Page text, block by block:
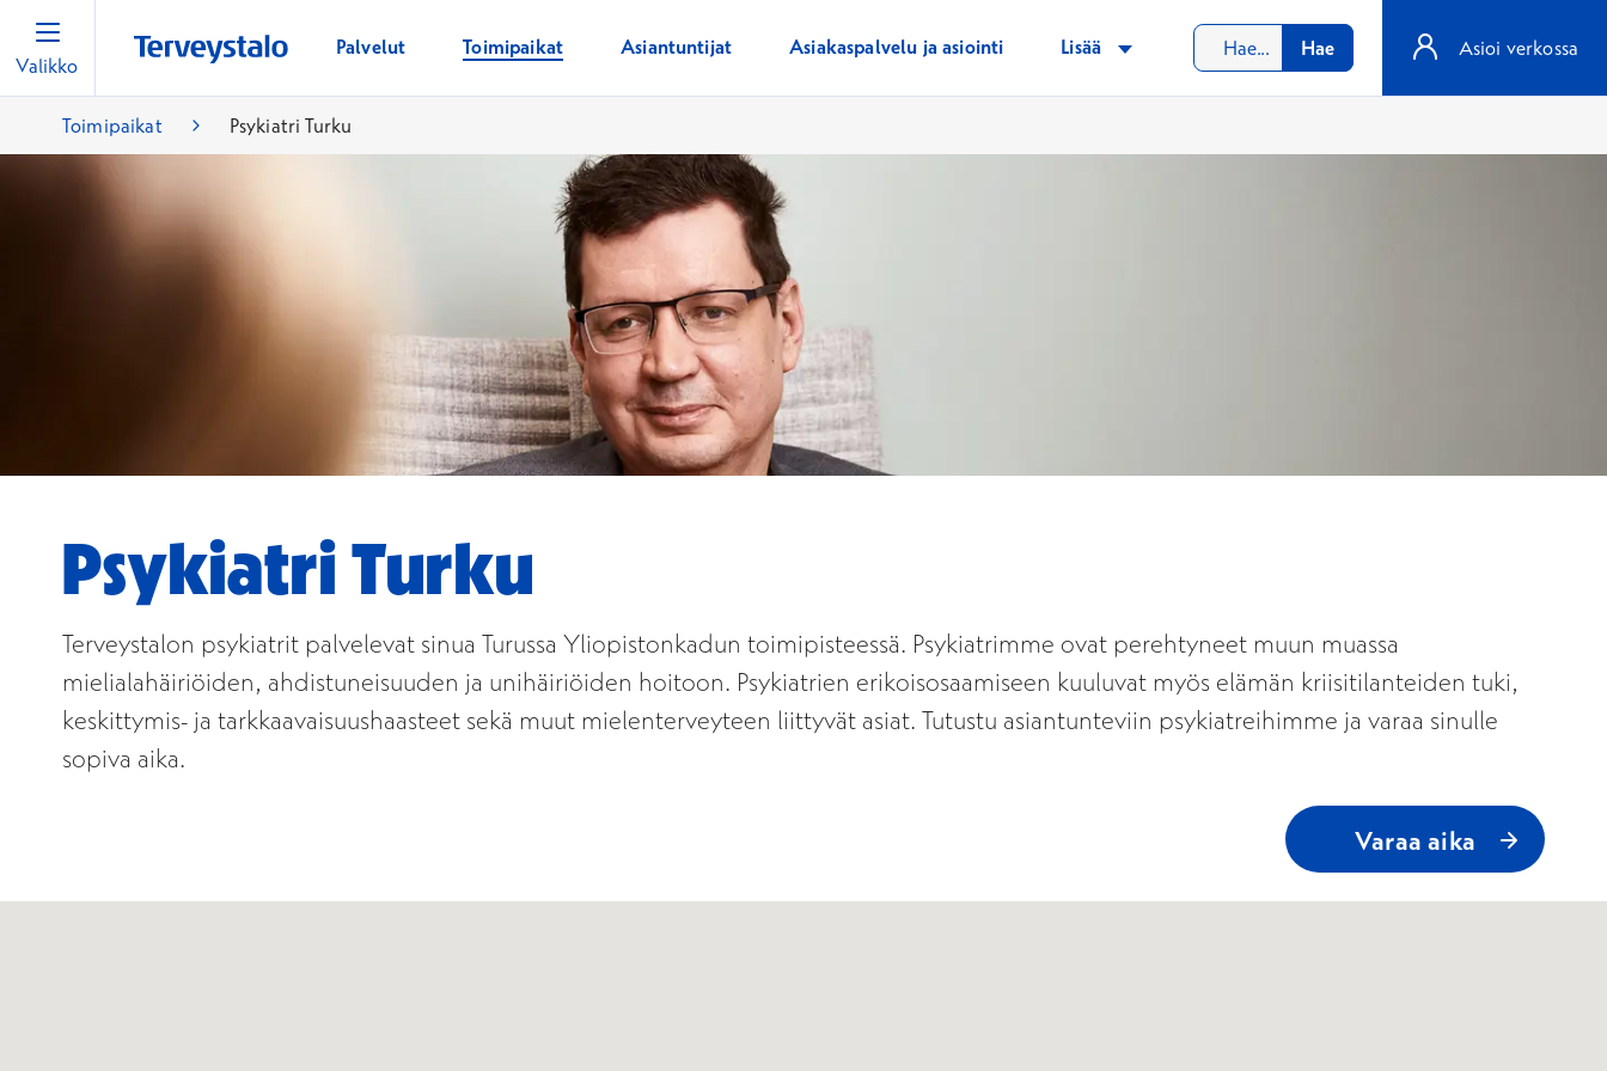
Valikko
Palvelut Toimipaikat Asiantuntijat Asiakaspalvelu ja asiointi Lisää Hae Asioi verkossa
Toimipaikat Psykiatri Turku
Psykiatri Turku
Terveystalon psykiatrit palvelevat sinua Turussa Yliopistonkadun toimipisteessä. Psykiatrimme ovat perehtyneet muun muassa
mielialahäiriöiden, ahdistuneisuuden ja unihäiriöiden hoitoon. Psykiatrien erikoisosaamiseen kuuluvat myös elämän kriisitilanteiden tuki,
keskittymis- ja tarkkaavaisuushaasteet sekä muut mielenterveyteen liittyvät asiat. Tutustu asiantunteviin psykiatreihimme ja varaa sinulle
sopiva aika.
Varaa aika